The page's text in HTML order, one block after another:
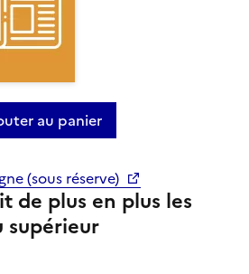
au panier
(sous réserve)
de plus en plus les
supérieur